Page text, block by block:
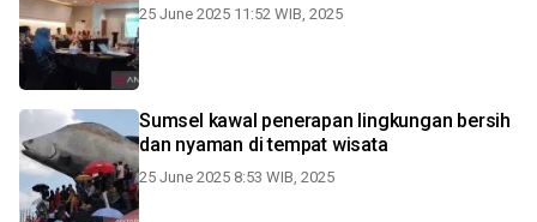
25 June 2025 11:52 WIB, 2025
Sumsel kawal penerapan lingkungan bersih
dan nyaman di tempat wisata
25 June 2025 8:53 WIB, 2025